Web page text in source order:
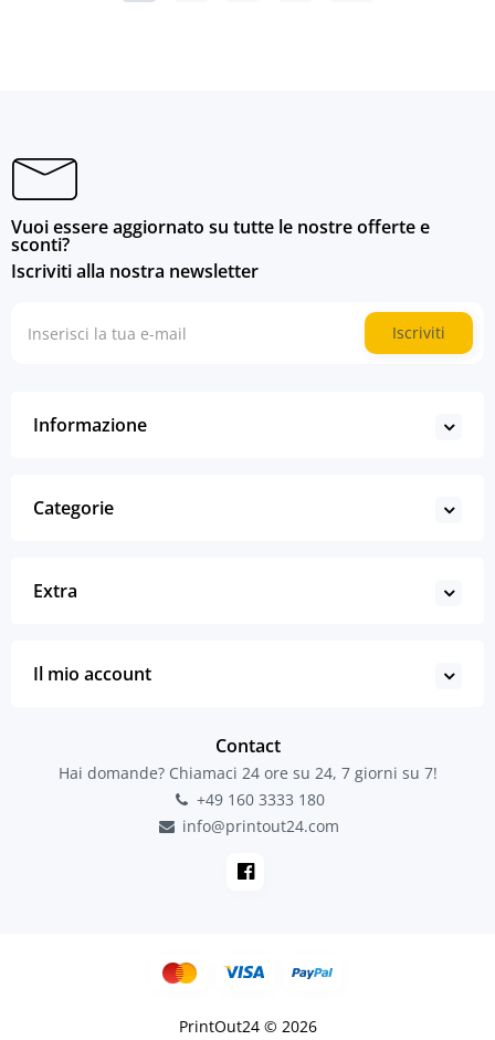
Vuoi essere aggiornato su tutte le nostre offerte e
sconti?
Iscriviti alla nostra newsletter
Iscriviti
Informazione
Categorie
Extra
Il mio account
Contact
Hai domande? Chiamaci 24 ore su 24, 7 giorni su 7!
+49 160 3333 180
info@printout24.com
PrintOut24 © 2026